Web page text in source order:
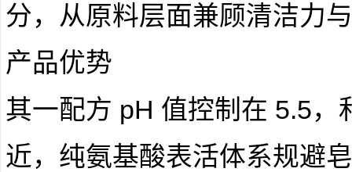
分，从原料层面兼顾清洁力
产品优势
其一配方 pH 值控制在 5.5
近，纯氨基酸表活体系规避